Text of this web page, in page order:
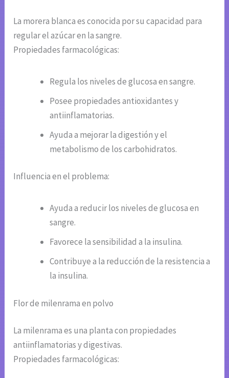
La morera blanca es conocida por su capacidad para
regular el azúcar en la sangre.
Propiedades farmacológicas:
Regula los niveles de glucosa en sangre.
Posee propiedades antioxidantes y
antiinflamatorias.
Ayuda a mejorar la digestión y el
metabolismo de los carbohidratos.
Influencia en el problema:
Ayuda a reducir los niveles de glucosa en
sangre.
Favorece la sensibilidad a la insulina.
Contribuye a la reducción de la resistencia a
la insulina.
Flor de milenrama en polvo
La milenrama es una planta con propiedades
antiinflamatorias y digestivas.
Propiedades farmacológicas: